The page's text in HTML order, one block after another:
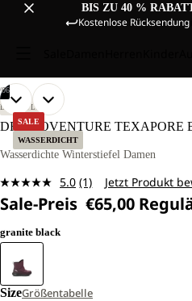
BIS ZU 40 %
Kostenlose
SALE
WASSERDICHT
06
BILD
IM
VOLLBILD
ÖFFNEN
BILD
IM
VOLLBILD
ÖFFNEN
BILD
IM
VOLLBILD
ÖFFNEN
BILD
IM
VOLLBILD
ÖFFNEN
BILD
IM
VOLLBILD
ÖFFNEN
BILD
IM
VOLLBILD
ÖFFNEN
LIFESTYLE
DROMOVENTURE TEXAPORE
Wasserdichte Winterstiefel Damen
5.0 Bewertung
lesen.
Link
(1) Jetzt Produkt
Sale-Preis €65,00
granite black
SizeGrößentabelle